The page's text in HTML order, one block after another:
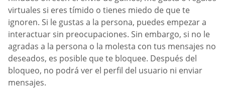
virtuales si eres tímido o tienes miedo de que te
ignoren. Si le gustas a la persona, puedes empezar a
interactuar sin preocupaciones. Sin embargo, si no le
agradas a la persona o la molesta con tus mensajes no
deseados, es posible que te bloquee. Después del
bloqueo, no podrá ver el perfil del usuario ni enviar
mensajes.